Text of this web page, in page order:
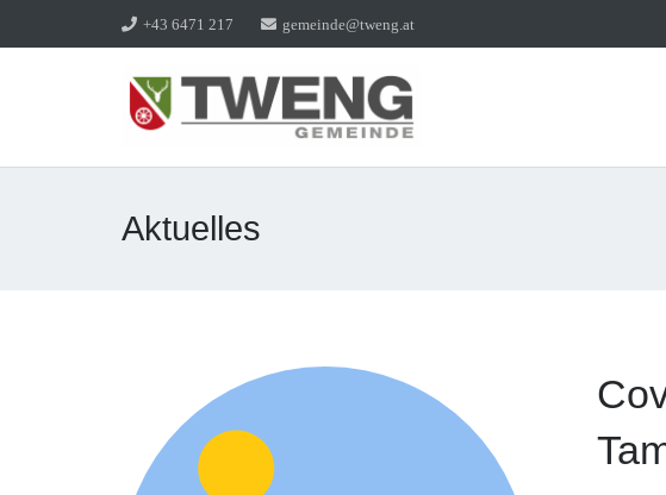
+43 6471 217 gemeinde@tweng.at
Aktuelles